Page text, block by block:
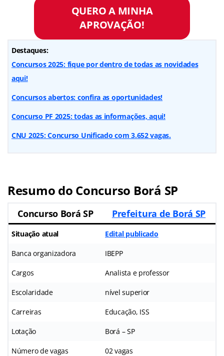
QUERO A MINHA
APROVAÇÃO!
Destaques:
Concursos 2025: fique por dentro de todas as novidades
aqui!
Concursos abertos: confira as oportunidades!
Concurso PF 2025: todas as informações, aqui!
CNU 2025: Concurso Unificado com 3.652 vagas.
Resumo do Concurso Borá SP
Concurso Borá SP Prefeitura de Borá SP
Situação atual Edital publicado
Banca organizadora IBEPP
Cargos Analista e professor
Escolaridade nível superior
Carreiras Educação, ISS
Lotação Borá – SP
Número de vagas 02 vagas